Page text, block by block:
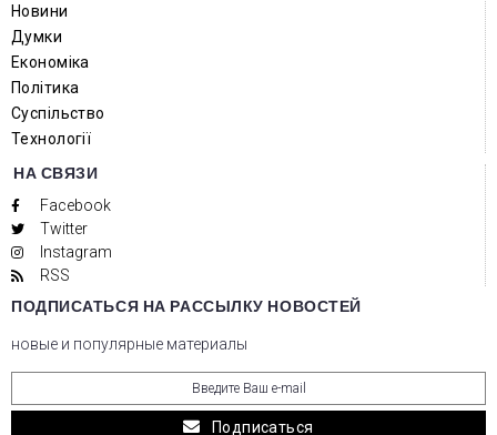
Новини
Думки
Економіка
Політика
Суспільство
Технології
НА СВЯЗИ
Facebook
Twitter
Instagram
RSS
ПОДПИСАТЬСЯ НА РАССЫЛКУ НОВОСТЕЙ
новые и популярные материалы
Подписаться